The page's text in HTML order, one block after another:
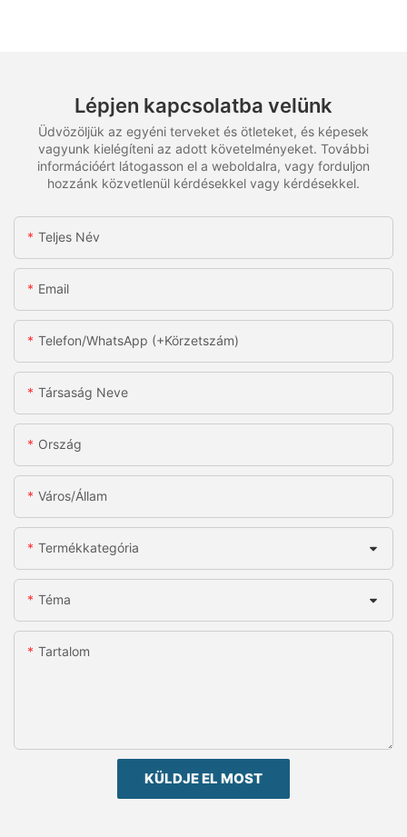
Lépjen kapcsolatba velünk
Üdvözöljük az egyéni terveket és ötleteket, és képesek
vagyunk kielégíteni az adott követelményeket. További
információért látogasson el a weboldalra, vagy forduljon
hozzánk közvetlenül kérdésekkel vagy kérdésekkel.
Teljes Név
Email
Telefon/WhatsApp (+körzetszám)
Társaság Neve
Ország
Város/állam
Termékkategória
Téma
Tartalom
KÜLDJE EL MOST